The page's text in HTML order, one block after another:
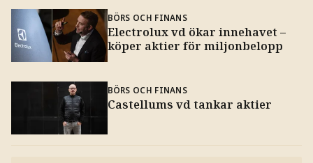
BÖRS OCH FINANS
Electrolux vd ökar innehavet –
köper aktier för miljonbelopp
BÖRS OCH FINANS
Castellums vd tankar aktier